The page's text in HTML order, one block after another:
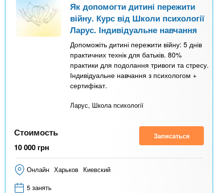
Як допомогти дитині пережити
війну. Курс від Школи психології
Ларус. Індивідуальне навчання
Допоможіть дитині пережити війну: 5 днів
практичних технік для батьків. 80%
практики для подолання тривоги та стресу.
Індивідуальне навчання з психологом +
сертифікат.
Ларус, Школа психології
Стоимость
10 000 грн
Записаться
Онлайн Харьков Киевский
5 занять